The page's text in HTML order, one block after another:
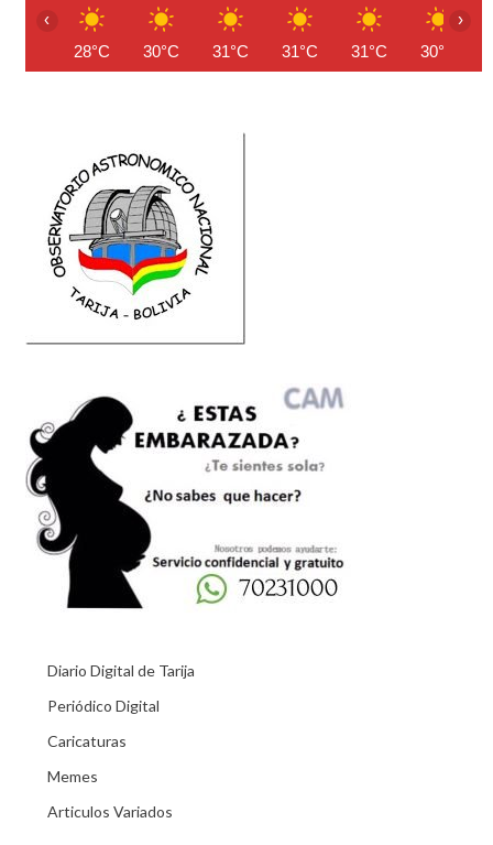
28°C 30°C 31°C 31°C 31°C 30°C
‹ ›
Diario Digital de Tarija
Periódico Digital
Caricaturas
Memes
Articulos Variados